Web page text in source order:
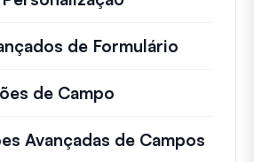
de Formulário
de Campo
Avançadas de Campos